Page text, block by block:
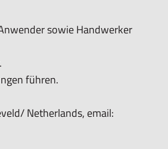
sowie Handwerker
führen.
Netherlands, email: